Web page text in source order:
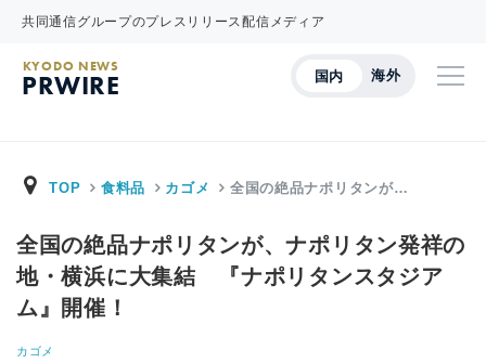
共同通信グループのプレスリリース配信メディア
国内 海外
KYODO NEWS
PRWIRE
TOP 食料品 カゴメ 全国の絶品ナポリタンが…
全国の絶品ナポリタンが、ナポリタン発祥の
地・横浜に大集結 『ナポリタンスタジア
ム』開催！
カゴメ